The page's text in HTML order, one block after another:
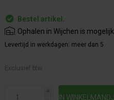
Bestel artikel.
Ophalen in Wijchen is mogelijk.
Levertijd in werkdagen: meer dan 5
Exclusief btw.
i